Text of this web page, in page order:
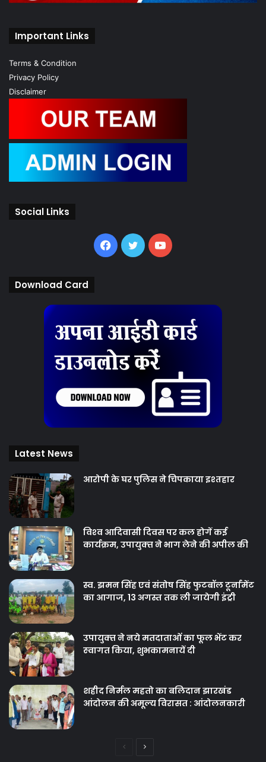
Important Links
Terms & Condition
Privacy Policy
Disclaimer
Social Links
Facebook
TwitterYouTube
Download Card
Latest News
आरोपी के घर पुलिस ने चिपकाया इश्तहार
विश्‍व आदिवासी दिवस पर कल होगें कई
कार्यक्रम, उपायुक्‍त ने भाग लेने की अपील की
स्व. झमन सिंह एवं संतोष सिंह फुटबॉल टूर्नामेंट
का आगाज, 13 अगस्त तक ली जायेगी इंट्री
उपायुक्‍त ने नये मतदाताओंं का फूल भेंट कर
स्‍वागत किया, शुभकामनायें दी
शहीद निर्मल महतो का बलिदान झारखंड
आंदोलन की अमूल्य विरासत : आंदोलनकारी
PreviousNext